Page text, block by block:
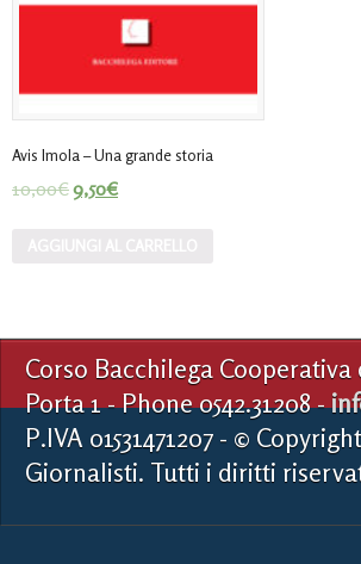
Avis Imola – Una grande storia
10,00€9,50€
Corso Bacchilega
Porta 1 - Phone 0542.31208 -
P.IVA 01531471207 - ©
Giornalisti. Tutti i diritti